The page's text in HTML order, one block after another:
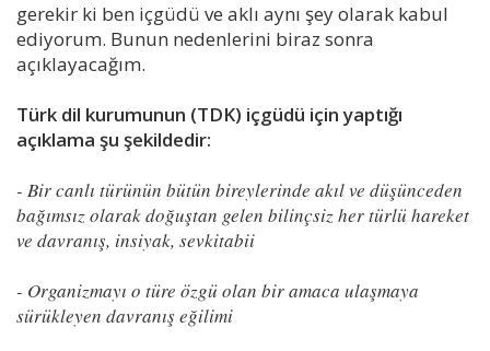
gerekir ki ben içgüdü ve aklı aynı şey olarak kabul
ediyorum. Bunun nedenlerini biraz sonra
açıklayacağım.
Türk dil kurumunun (TDK) içgüdü için yaptığı
açıklama şu şekildedir:
- Bir canlı türünün bütün bireylerinde akıl ve düşünceden
bağımsız olarak doğuştan gelen bilinçsiz her türlü hareket
ve davranış, insiyak, sevkitabii
- Organizmayı o türe özgü olan bir amaca ulaşmaya
sürükleyen davranış eğilimi